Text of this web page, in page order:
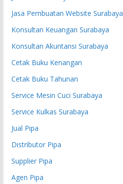
Jasa Pembuatan Website Surabaya
Konsultan Keuangan Surabaya
Konsultan Akuntansi Surabaya
Cetak Buku Kenangan
Cetak Buku Tahunan
Service Mesin Cuci Surabaya
Service Kulkas Surabaya
Jual Pipa
Distributor Pipa
Supplier Pipa
Agen Pipa